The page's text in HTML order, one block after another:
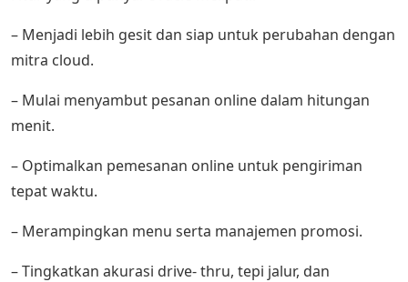
– Menjadi lebih gesit dan siap untuk perubahan dengan
mitra cloud.
– Mulai menyambut pesanan online dalam hitungan
menit.
– Optimalkan pemesanan online untuk pengiriman
tepat waktu.
– Merampingkan menu serta manajemen promosi.
– Tingkatkan akurasi drive- thru, tepi jalur, dan